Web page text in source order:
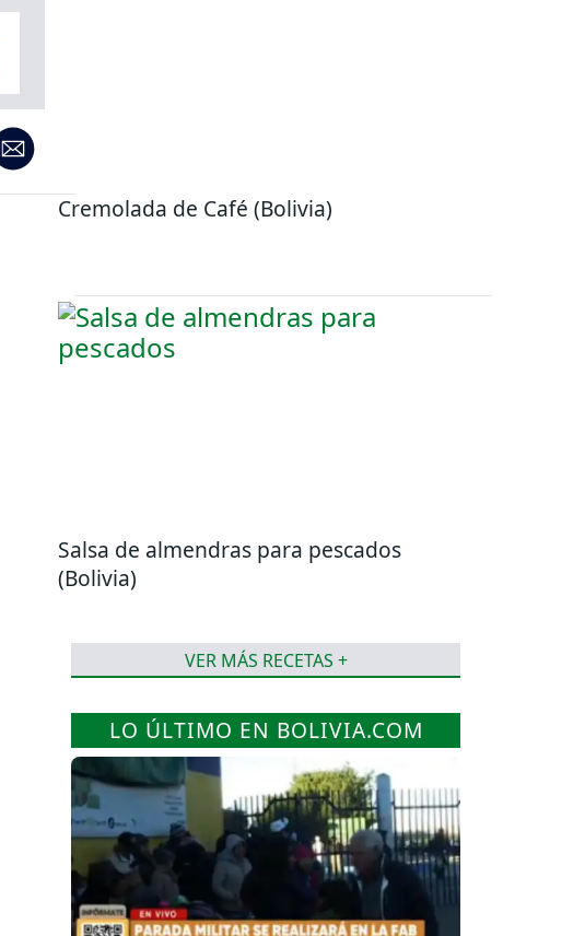
Cremolada de Café (Bolivia)
Salsa de almendras para pescados
(Bolivia)
VER MÁS RECETAS +
LO ÚLTIMO EN BOLIVIA.COM